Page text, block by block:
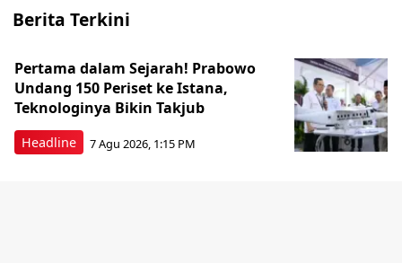
Berita Terkini
Headline
Pertama dalam Sejarah! Prabowo
Undang 150 Periset ke Istana,
Teknologinya Bikin Takjub
7 Agu 2026, 1:15 PM